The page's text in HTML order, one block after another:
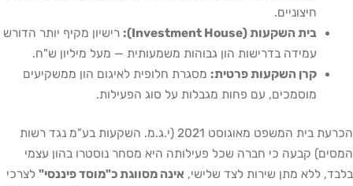
חיצוניים.
בית השקעות (Investment House):
רישיון מקיף יותר הדורש
עמידה בדרישות הון גבוהות משמעותית — מעל מיליון ש"ח.
קרן השקעות פרטית: מסגרת חלופית לאיגום הון ממשקיעים
מוסמכים, עם פחות מגבלות על סוג הפעילות.
הכרעת בית המשפט מאוגוסט 2021 (י.ג.מ. השקעות בע"מ נגד רשות
המסים) קבעה כי חברה שכל פעילותה היא מסחר נוסטרו בהון עצמי
בלבד, ללא מתן שירות לצד שלישי, אינה מסווגת כ"מוסד פיננסי" לצרכי